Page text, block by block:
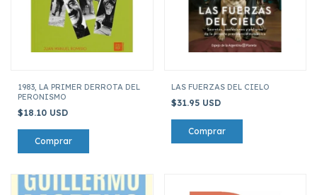
1983, LA PRIMER DERROTA DEL
PERONISMO
$18.10 USD
LAS FUERZAS DEL CIELO
$31.95 USD